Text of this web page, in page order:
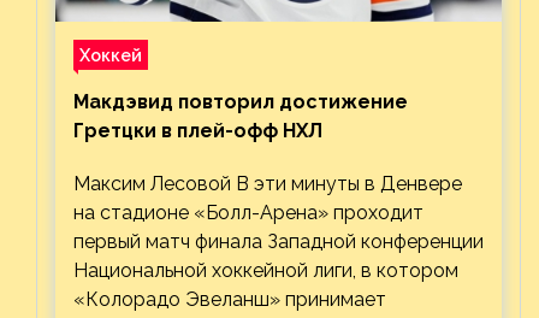
Хоккей
Макдэвид повторил достижение
Гретцки в плей-офф НХЛ
Максим Лесовой В эти минуты в Денвере
на стадионе «Болл-Арена» проходит
первый матч финала Западной конференции
Национальной хоккейной лиги, в котором
«Колорадо Эвеланш» принимает